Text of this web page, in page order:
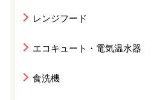
レンジフード
エコキュート・電気温水器
食洗機